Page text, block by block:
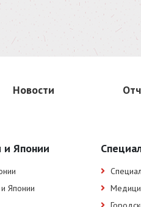
Новости
и Японии
Японии